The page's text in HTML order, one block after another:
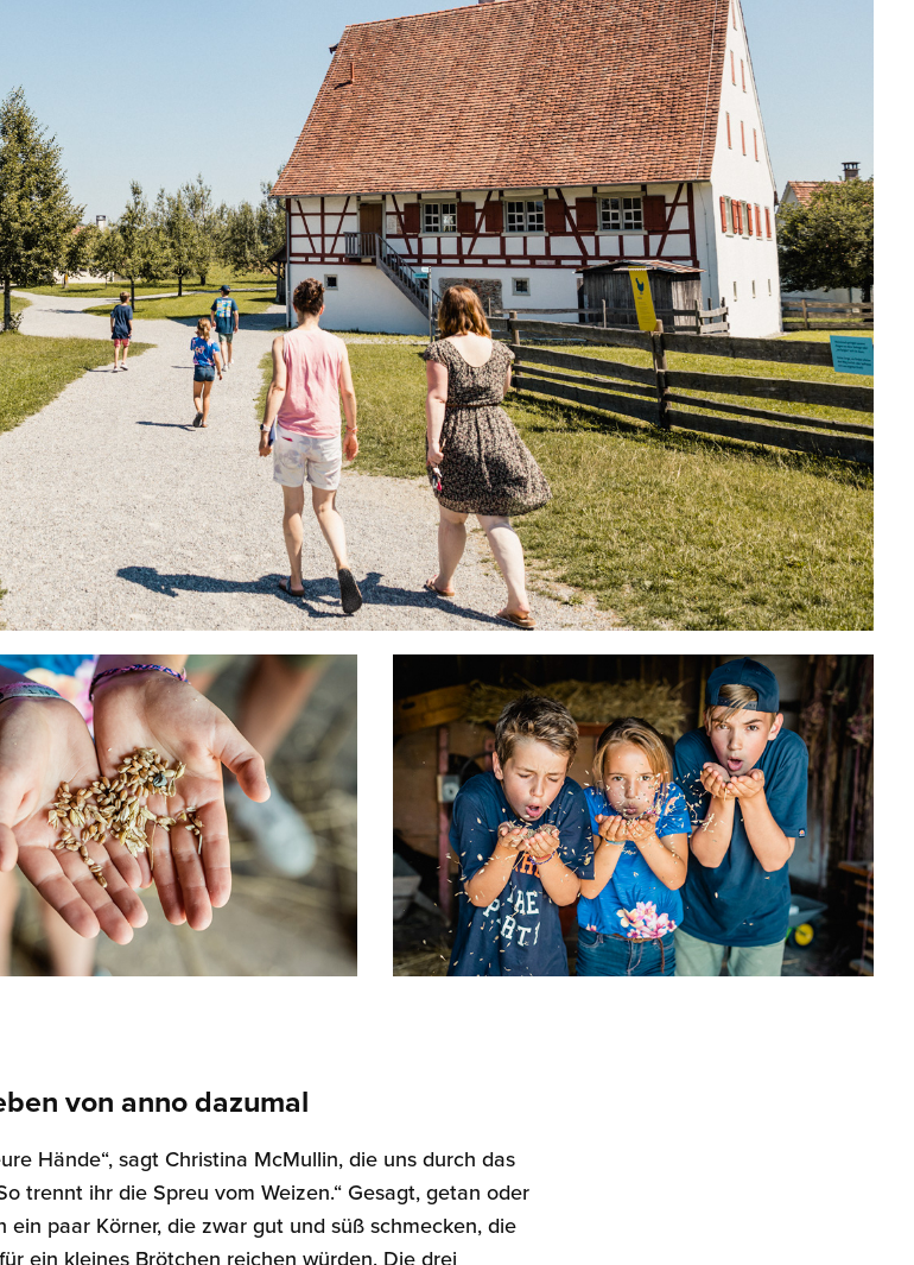
von anno dazumal
Hände“, sagt Christina McMullin, die uns durch das
trennt ihr die Spreu vom Weizen.“ Gesagt, getan oder
ein paar Körner, die zwar gut und süß schmecken, die
ein kleines Brötchen reichen würden. Die drei